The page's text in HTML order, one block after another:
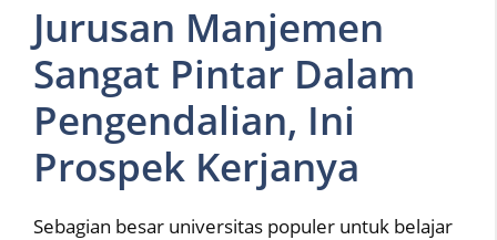
Jurusan Manjemen
Sangat Pintar Dalam
Pengendalian, Ini
Prospek Kerjanya
Sebagian besar universitas populer untuk belajar